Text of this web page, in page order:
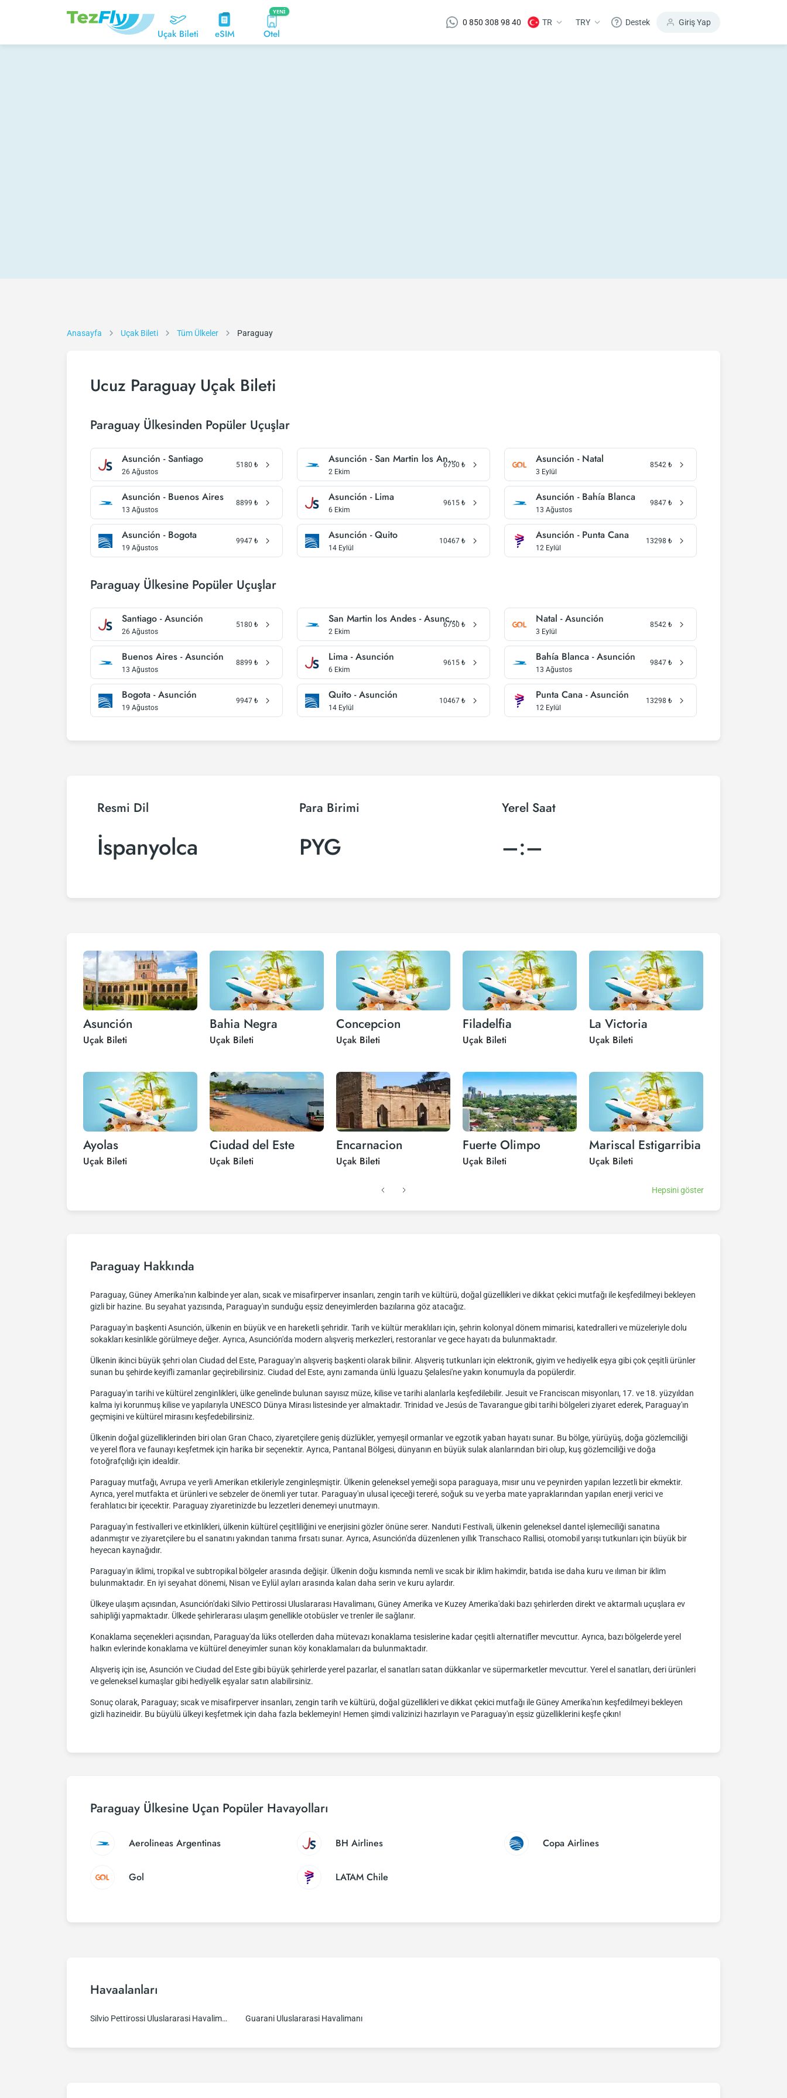
Uçak Bileti eSIM
YENI
Otel
0 850 308 98 40 TR TRY Destek Giriş Yap
Anasayfa Uçak Bileti Tüm Ülkeler Paraguay
Ucuz Paraguay Uçak Bileti
Paraguay Ülkesinden Popüler Uçuşlar
Asunción - Santiago
26 Ağustos
5180 ₺ Asunción - San Martin los Andes
2 Ekim
6750 ₺ Asunción - Natal
3 Eylül
8542 ₺
Asunción - Buenos Aires
13 Ağustos
8899 ₺ Asunción - Lima
6 Ekim
9615 ₺ Asunción - Bahía Blanca
13 Ağustos
9847 ₺
Asunción - Bogota
19 Ağustos
9947 ₺ Asunción - Quito
14 Eylül
10467 ₺ Asunción - Punta Cana
12 Eylül
13298 ₺
Paraguay Ülkesine Popüler Uçuşlar
Santiago - Asunción
26 Ağustos
5180 ₺ San Martin los Andes - Asunción
2 Ekim
6750 ₺ Natal - Asunción
3 Eylül
8542 ₺
Buenos Aires - Asunción
13 Ağustos
8899 ₺ Lima - Asunción
6 Ekim
9615 ₺ Bahía Blanca - Asunción
13 Ağustos
9847 ₺
Bogota - Asunción
19 Ağustos
9947 ₺ Quito - Asunción
14 Eylül
10467 ₺ Punta Cana - Asunción
12 Eylül
13298 ₺
Resmi Dil
İspanyolca
Para Birimi
PYG
Yerel Saat
–:–
Asunción
Uçak Bileti
Ayolas
Uçak Bileti
Bahia Negra
Uçak Bileti
Ciudad del Este
Uçak Bileti
Concepcion
Uçak Bileti
Encarnacion
Uçak Bileti
Filadelfia
Uçak Bileti
Fuerte Olimpo
Uçak Bileti
La Victoria
Uçak Bileti
Mariscal Estigarribia
Uçak Bileti
Hepsini göster
Paraguay Hakkında
Paraguay, Güney Amerika'nın kalbinde yer alan, sıcak ve misafirperver insanları, zengin tarih ve kültürü, doğal güzellikleri ve dikkat çekici mutfağı ile keşfedilmeyi bekleyen
gizli bir hazine. Bu seyahat yazısında, Paraguay'ın sunduğu eşsiz deneyimlerden bazılarına göz atacağız.
Paraguay'ın başkenti Asunción, ülkenin en büyük ve en hareketli şehridir. Tarih ve kültür meraklıları için, şehrin kolonyal dönem mimarisi, katedralleri ve müzeleriyle dolu
sokakları kesinlikle görülmeye değer. Ayrıca, Asunción'da modern alışveriş merkezleri, restoranlar ve gece hayatı da bulunmaktadır.
Ülkenin ikinci büyük şehri olan Ciudad del Este, Paraguay'ın alışveriş başkenti olarak bilinir. Alışveriş tutkunları için elektronik, giyim ve hediyelik eşya gibi çok çeşitli ürünler
sunan bu şehirde keyifli zamanlar geçirebilirsiniz. Ciudad del Este, aynı zamanda ünlü İguazu Şelalesi'ne yakın konumuyla da popülerdir.
Paraguay'ın tarihi ve kültürel zenginlikleri, ülke genelinde bulunan sayısız müze, kilise ve tarihi alanlarla keşfedilebilir. Jesuit ve Franciscan misyonları, 17. ve 18. yüzyıldan
kalma iyi korunmuş kilise ve yapılarıyla UNESCO Dünya Mirası listesinde yer almaktadır. Trinidad ve Jesús de Tavarangue gibi tarihi bölgeleri ziyaret ederek, Paraguay'ın
geçmişini ve kültürel mirasını keşfedebilirsiniz.
Ülkenin doğal güzelliklerinden biri olan Gran Chaco, ziyaretçilere geniş düzlükler, yemyeşil ormanlar ve egzotik yaban hayatı sunar. Bu bölge, yürüyüş, doğa gözlemciliği
ve yerel flora ve faunayı keşfetmek için harika bir seçenektir. Ayrıca, Pantanal Bölgesi, dünyanın en büyük sulak alanlarından biri olup, kuş gözlemciliği ve doğa
fotoğrafçılığı için idealdir.
Paraguay mutfağı, Avrupa ve yerli Amerikan etkileriyle zenginleşmiştir. Ülkenin geleneksel yemeği sopa paraguaya, mısır unu ve peynirden yapılan lezzetli bir ekmektir.
Ayrıca, yerel mutfakta et ürünleri ve sebzeler de önemli yer tutar. Paraguay'ın ulusal içeceği tereré, soğuk su ve yerba mate yapraklarından yapılan enerji verici ve
ferahlatıcı bir içecektir. Paraguay ziyaretinizde bu lezzetleri denemeyi unutmayın.
Paraguay'ın festivalleri ve etkinlikleri, ülkenin kültürel çeşitliliğini ve enerjisini gözler önüne serer. Nanduti Festivali, ülkenin geleneksel dantel işlemeciliği sanatına
adanmıştır ve ziyaretçilere bu el sanatını yakından tanıma fırsatı sunar. Ayrıca, Asunción'da düzenlenen yıllık Transchaco Rallisi, otomobil yarışı tutkunları için büyük bir
heyecan kaynağıdır.
Paraguay'ın iklimi, tropikal ve subtropikal bölgeler arasında değişir. Ülkenin doğu kısmında nemli ve sıcak bir iklim hakimdir, batıda ise daha kuru ve ılıman bir iklim
bulunmaktadır. En iyi seyahat dönemi, Nisan ve Eylül ayları arasında kalan daha serin ve kuru aylardır.
Ülkeye ulaşım açısından, Asunción'daki Silvio Pettirossi Uluslararası Havalimanı, Güney Amerika ve Kuzey Amerika'daki bazı şehirlerden direkt ve aktarmalı uçuşlara ev
sahipliği yapmaktadır. Ülkede şehirlerarası ulaşım genellikle otobüsler ve trenler ile sağlanır.
Konaklama seçenekleri açısından, Paraguay'da lüks otellerden daha mütevazı konaklama tesislerine kadar çeşitli alternatifler mevcuttur. Ayrıca, bazı bölgelerde yerel
halkın evlerinde konaklama ve kültürel deneyimler sunan köy konaklamaları da bulunmaktadır.
Alışveriş için ise, Asunción ve Ciudad del Este gibi büyük şehirlerde yerel pazarlar, el sanatları satan dükkanlar ve süpermarketler mevcuttur. Yerel el sanatları, deri ürünleri
ve geleneksel kumaşlar gibi hediyelik eşyalar satın alabilirsiniz.
Sonuç olarak, Paraguay; sıcak ve misafirperver insanları, zengin tarih ve kültürü, doğal güzellikleri ve dikkat çekici mutfağı ile Güney Amerika'nın keşfedilmeyi bekleyen
gizli hazineidir. Bu büyülü ülkeyi keşfetmek için daha fazla beklemeyin! Hemen şimdi valizinizi hazırlayın ve Paraguay'ın eşsiz güzelliklerini keşfe çıkın!
Paraguay Ülkesine Uçan Popüler Havayolları
Aerolineas Argentinas BH Airlines Copa Airlines
Gol LATAM Chile
Havaalanları
Silvio Pettirossi Uluslararasi Havalimanı Guarani Uluslararasi Havalimanı